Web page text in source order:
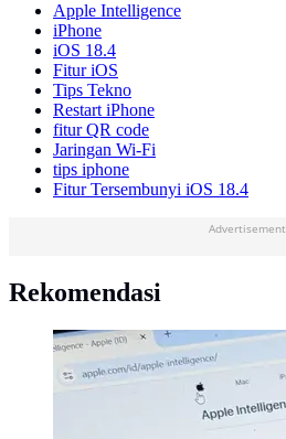
Apple Intelligence
iPhone
iOS 18.4
Fitur iOS
Tips Tekno
Restart iPhone
fitur QR code
Jaringan Wi-Fi
tips iphone
Fitur Tersembunyi iOS 18.4
Advertisement
Rekomendasi